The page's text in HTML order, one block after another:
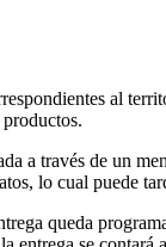
al
través de un
lo cual puede
queda